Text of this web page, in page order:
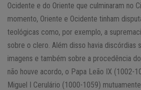
Ocidente e do Oriente que culminaram no
momento, Oriente e Ocidente tinham
teológicas como, por exemplo, a
sobre o clero. Além disso havia discórdias
imagens e também sobre a procedência
não houve acordo, o Papa Leão IX (1002-
Miguel I Cerulário (1000-1059)